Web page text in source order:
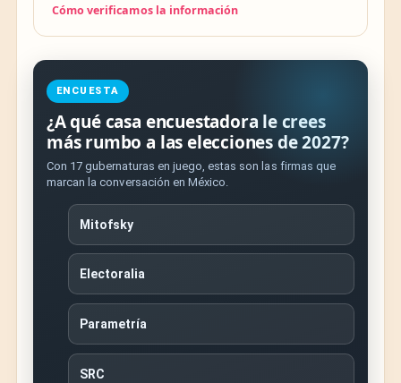
Cómo verificamos la información
ENCUESTA
¿A qué casa encuestadora le crees
más rumbo a las elecciones de 2027?
Con 17 gubernaturas en juego, estas son las firmas que
marcan la conversación en México.
Mitofsky
Electoralia
Parametría
SRC